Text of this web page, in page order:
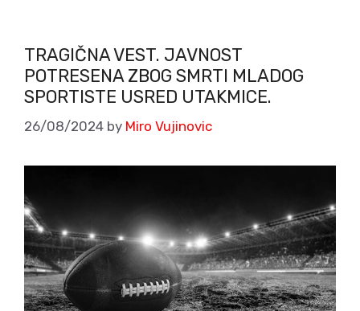
TRAGIČNA VEST. JAVNOST
POTRESENA ZBOG SMRTI MLADOG
SPORTISTE USRED UTAKMICE.
26/08/2024 by Miro Vujinovic